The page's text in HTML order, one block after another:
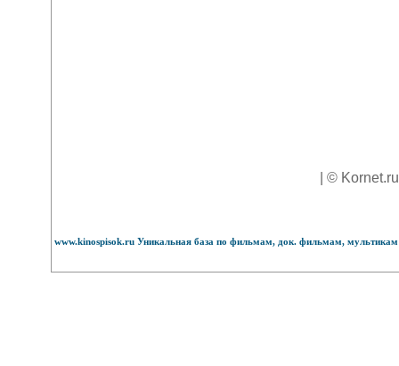
| ©
www.kinospisok.ru Уникальная база по фильмам, док. фильмам,